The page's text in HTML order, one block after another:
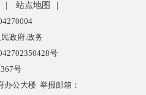
站点地图
政府.政务
号
号
办公大楼 举报邮箱：